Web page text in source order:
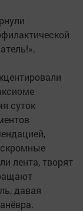
суток
лента, творят
давая